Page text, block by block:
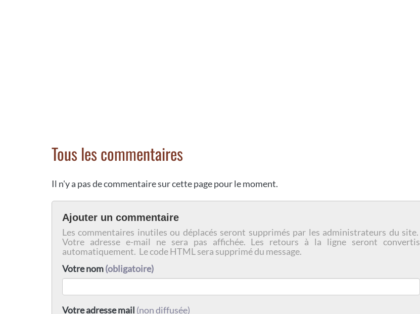
Tous les commentaires
Il n'y a pas de commentaire sur cette page pour le moment.
Ajouter un commentaire
Les commentaires inutiles ou déplacés seront supprimés par les administrateurs du site.
Votre adresse e-mail ne sera pas affichée. Les retours à la ligne seront convertis
automatiquement. Le code HTML sera supprimé du message.
Votre nom(obligatoire)
Votre adresse mail (non diffusée)